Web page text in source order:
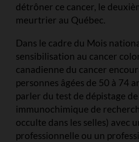
détrôner ce cancer, le
meurtrier au Québec.
Dans le cadre du Mois
sensibilisation au cancer
canadienne du cancer
personnes âgées de 50 à 74
parler du test de dépistage de
immunochimique de
occulte dans les selles) avec
professionnelle ou un